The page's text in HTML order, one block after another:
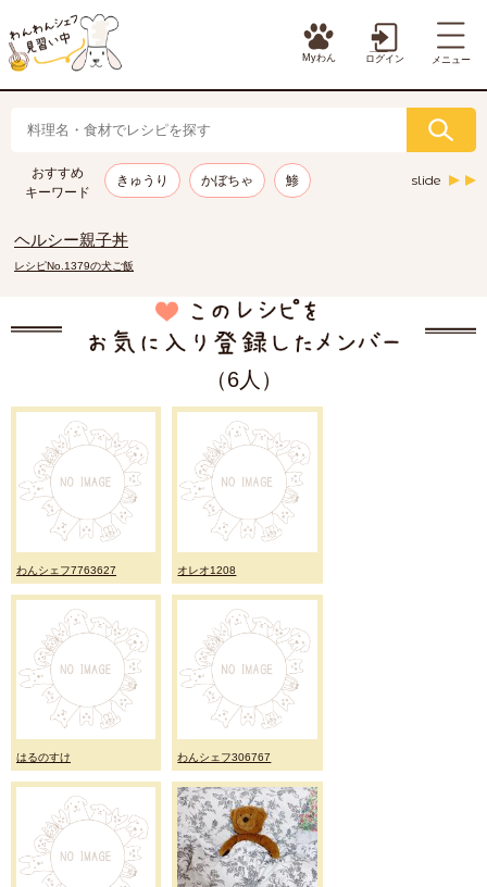
Myわん ログイン メニュー
おすすめ
キーワード
きゅうり かぼちゃ 鯵 slide
ヘルシー親子丼
レシピNo.1379の犬ご飯
（6人）
わんシェフ7763627 オレオ1208
はるのすけ わんシェフ306767